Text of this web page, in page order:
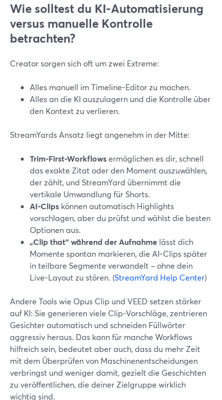
Wie solltest du KI-Automatisierung
versus manuelle Kontrolle
betrachten?
Creator sorgen sich oft um zwei Extreme:
Alles manuell im Timeline-Editor zu machen.
Alles an die KI auszulagern und die Kontrolle über
den Kontext zu verlieren.
StreamYards Ansatz liegt angenehm in der Mitte:
Trim-First-Workflowsermöglichen es dir, schnell
das exakte Zitat oder den Moment auszuwählen,
der zählt, und StreamYard übernimmt die
vertikale Umwandlung für Shorts.
AI-Clips können automatisch Highlights
vorschlagen, aber du prüfst und wählst die besten
Optionen aus.
„Clip that“ während der Aufnahme lässt dich
Momente spontan markieren, die AI-Clips später
in teilbare Segmente verwandelt – ohne dein
Live-Layout zu stören. (StreamYard Help Center)
Andere Tools wie Opus Clip und VEED setzen stärker
auf KI: Sie generieren viele Clip-Vorschläge, zentrieren
Gesichter automatisch und schneiden Füllwörter
aggressiv heraus. Das kann für manche Workflows
hilfreich sein, bedeutet aber auch, dass du mehr Zeit
mit dem Überprüfen von Maschinenentscheidungen
verbringst und weniger damit, gezielt die Geschichten
zu veröffentlichen, die deiner Zielgruppe wirklich
wichtig sind.